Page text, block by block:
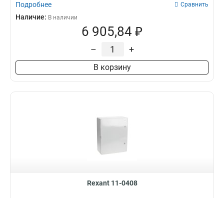
Подробнее Сравнить
Наличие: В наличии
6 905,84 ₽
– +
В корзину
Rexant 11-0408